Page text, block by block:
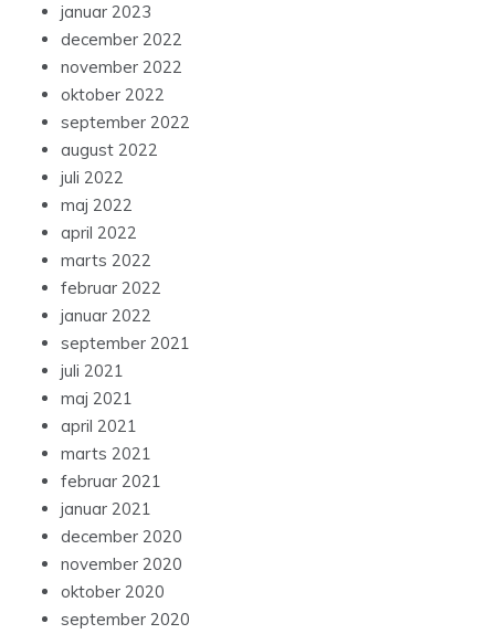
januar 2023
december 2022
november 2022
oktober 2022
september 2022
august 2022
juli 2022
maj 2022
april 2022
marts 2022
februar 2022
januar 2022
september 2021
juli 2021
maj 2021
april 2021
marts 2021
februar 2021
januar 2021
december 2020
november 2020
oktober 2020
september 2020